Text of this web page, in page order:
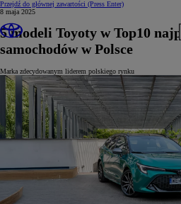
Przejdź do głównej zawartości (Press Enter)
8 maja 2025
5 modeli Toyoty w Top10
samochodów w Polsce
Marka zdecydowanym liderem polskiego rynku